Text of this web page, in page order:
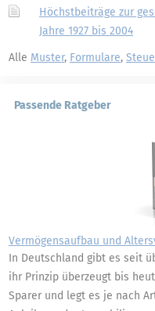
Höchstbeiträge zur
Jahre 1927 bis 2004
Alle Muster, Formulare,
Passende Ratgeber
Vermögensaufbau und
In Deutschland gibt es seit
ihr Prinzip überzeugt bis
Sparer und legt es je nach